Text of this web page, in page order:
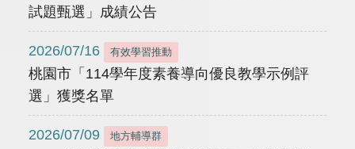
試題甄選」成績公告
2026/07/16 有效學習推動
桃園市「114學年度素養導向優良教學示例評
選」獲獎名單
2026/07/09 地方輔導群